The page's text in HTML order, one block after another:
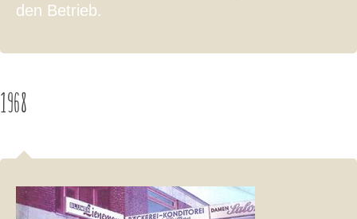
den Betrieb.
1968